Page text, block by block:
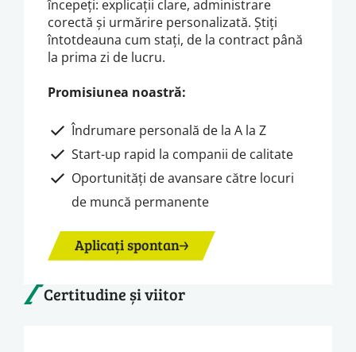
începeți: explicații clare, administrare
corectă și urmărire personalizată. Știți
întotdeauna cum stați, de la contract până
la prima zi de lucru.
Promisiunea noastră:
Îndrumare personală de la A la Z
Start-up rapid la companii de calitate
Oportunități de avansare către locuri
de muncă permanente
Aplicați spontan
Certitudine și viitor